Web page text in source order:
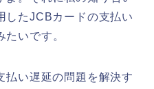
したJCBカードの支払い
いです。
払い遅延の問題を解決す